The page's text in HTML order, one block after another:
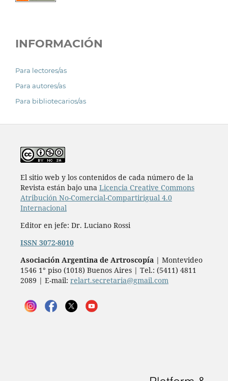
INFORMACIÓN
Para lectores/as
Para autores/as
Para bibliotecarios/as
El sitio web y los contenidos de cada número de la
Revista están bajo una Licencia Creative Commons
Atribución No-Comercial-Compartirigual 4.0
Internacional
Editor en jefe: Dr. Luciano Rossi
ISSN 3072-8010
Asociación Argentina de Artroscopía| Montevideo
1546 1° piso (1018) Buenos Aires | Tel.: (5411) 4811
2089 | E-mail: relart.secretaria@gmail.com